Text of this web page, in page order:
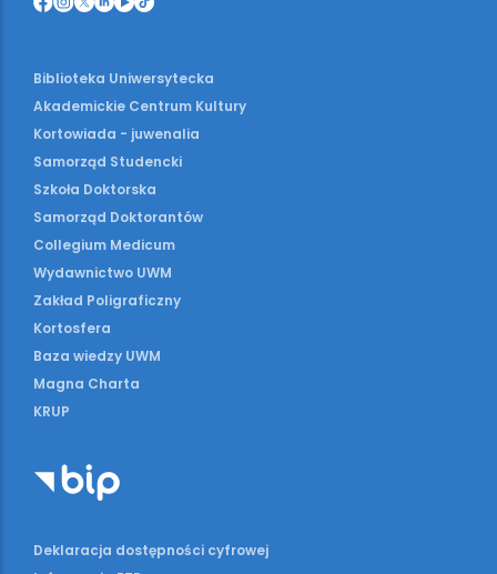
Biblioteka Uniwersytecka
Akademickie Centrum Kultury
Kortowiada - juwenalia
Samorząd Studencki
Szkoła Doktorska
Samorząd Doktorantów
Collegium Medicum
Wydawnictwo UWM
Zakład Poligraficzny
Kortosfera
Baza wiedzy UWM
Magna Charta
KRUP
Deklaracja dostępności cyfrowej